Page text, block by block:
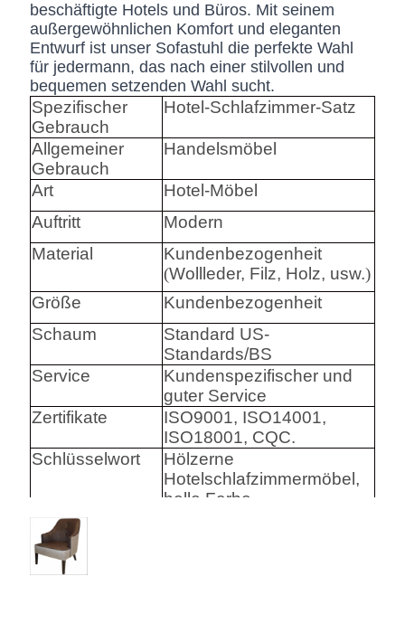
beschäftigte Hotels und Büros. Mit seinem
außergewöhnlichen Komfort und eleganten
Entwurf ist unser Sofastuhl die perfekte Wahl
für jedermann, das nach einer stilvollen und
bequemen setzenden Wahl sucht.
Spezifischer
Gebrauch
Hotel-Schlafzimmer-Satz
Allgemeiner
Gebrauch
Handelsmöbel
Art
Hotel-Möbel
Auftritt
Modern
Material
Kundenbezogenheit
(Wollleder, Filz, Holz, usw.)
Größe
Kundenbezogenheit
Schaum
Standard US-
Standards/BS
Service
Kundenspezifischer und
guter Service
Zertifikate
ISO9001, ISO14001,
ISO18001, CQC.
Schlüsselwort
Hölzerne
Hotelschlafzimmermöbel,
helle Farbe
Harware